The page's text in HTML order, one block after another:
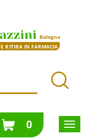
0prodotti
inseriti